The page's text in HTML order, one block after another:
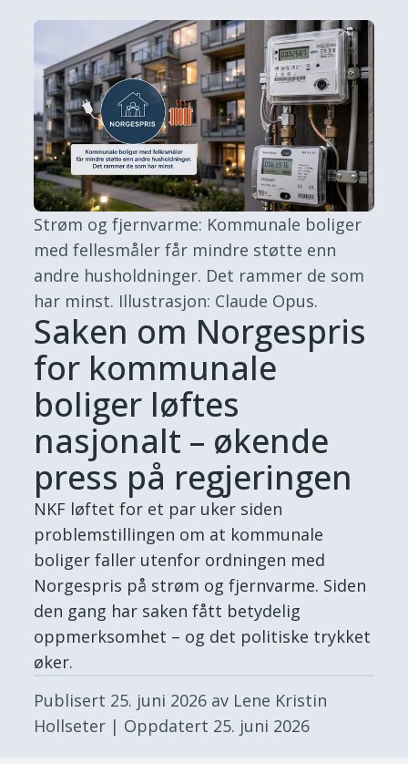
Strøm og fjernvarme: Kommunale boliger
med fellesmåler får mindre støtte enn
andre husholdninger. Det rammer de som
har minst. Illustrasjon: Claude Opus.
Saken om Norgespris
for kommunale
boliger løftes
nasjonalt – økende
press på regjeringen
NKF løftet for et par uker siden
problemstillingen om at kommunale
boliger faller utenfor ordningen med
Norgespris på strøm og fjernvarme. Siden
den gang har saken fått betydelig
oppmerksomhet – og det politiske trykket
øker.
Publisert 25. juni 2026 av Lene Kristin
Hollseter | Oppdatert 25. juni 2026